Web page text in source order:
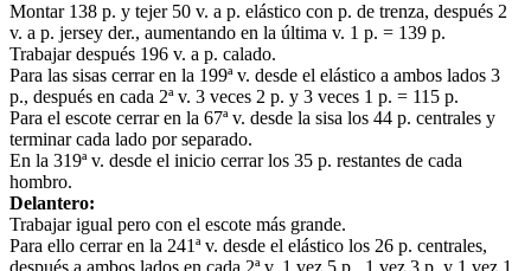
Montar 138 p. y tejer 50 v. a p. elástico con p. de trenza, después 2
v. a p. jersey der., aumentando en la última v. 1 p. = 139 p.
Trabajar después 196 v. a p. calado.
Para las sisas cerrar en la 199ª v. desde el elástico a ambos lados 3
p., después en cada 2ª v. 3 veces 2 p. y 3 veces 1 p. = 115 p.
Para el escote cerrar en la 67ª v. desde la sisa los 44 p. centrales y
terminar cada lado por separado.
En la 319ª v. desde el inicio cerrar los 35 p. restantes de cada
hombro.
Delantero:
Trabajar igual pero con el escote más grande.
Para ello cerrar en la 241ª v. desde el elástico los 26 p. centrales,
después a ambos lados en cada 2ª v. 1 vez 5 p., 1 vez 3 p. y 1 vez 1